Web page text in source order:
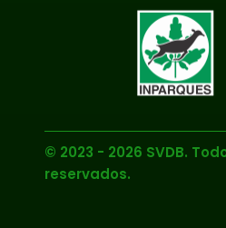
© 2023 - 2026 SVDB.
reservados.